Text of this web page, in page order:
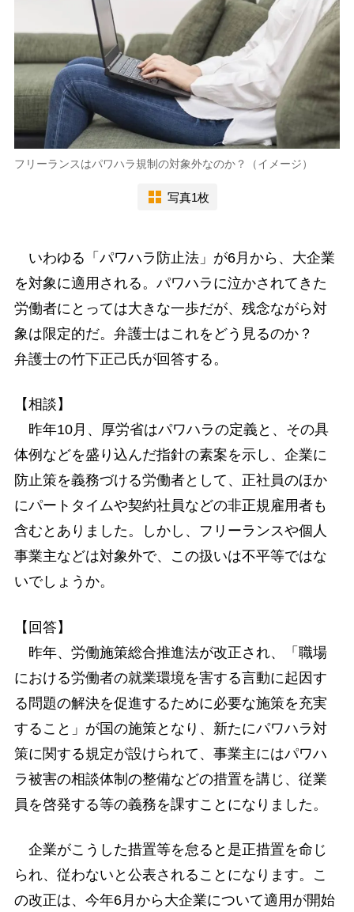
フリーランスはパワハラ規制の対象外なのか？（イメージ）
写真1枚
いわゆる「パワハラ防止法」が6月から、大企業
を対象に適用される。パワハラに泣かされてきた
労働者にとっては大きな一歩だが、残念ながら対
象は限定的だ。弁護士はこれをどう見るのか？
弁護士の竹下正己氏が回答する。
【相談】
昨年10月、厚労省はパワハラの定義と、その具
体例などを盛り込んだ指針の素案を示し、企業に
防止策を義務づける労働者として、正社員のほか
にパートタイムや契約社員などの非正規雇用者も
含むとありました。しかし、フリーランスや個人
事業主などは対象外で、この扱いは不平等ではな
いでしょうか。
【回答】
昨年、労働施策総合推進法が改正され、「職場
における労働者の就業環境を害する言動に起因す
る問題の解決を促進するために必要な施策を充実
すること」が国の施策となり、新たにパワハラ対
策に関する規定が設けられて、事業主にはパワハ
ラ被害の相談体制の整備などの措置を講じ、従業
員を啓発する等の義務を課すことになりました。
企業がこうした措置等を怠ると是正措置を命じ
られ、従わないと公表されることになります。こ
の改正は、今年6月から大企業について適用が開始